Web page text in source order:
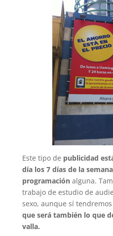
Este tipo de publicidad
día los 7 días de la
programaciónalguna.
trabajo de estudio de
sexo, aunque sí
que será también lo que
valla.